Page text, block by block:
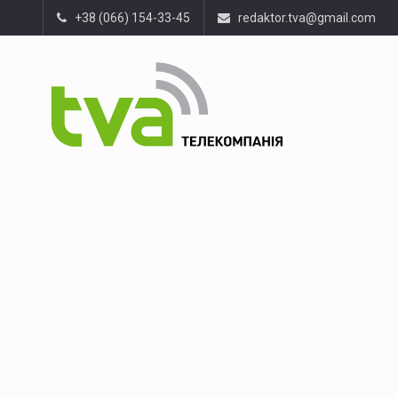
+38 (066) 154-33-45 redaktor.tva@gmail.com